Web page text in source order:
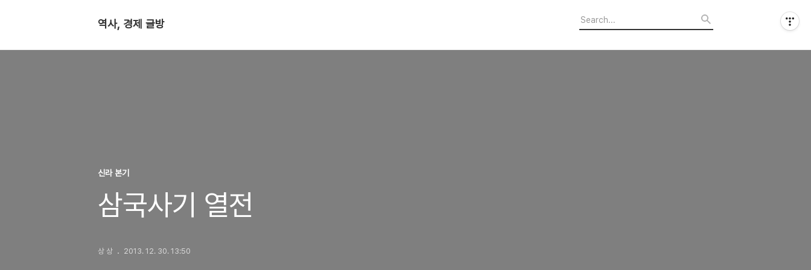
역사, 경제 글방
신라 본기
삼국사기 열전
상 상 2013. 12. 30. 13:50